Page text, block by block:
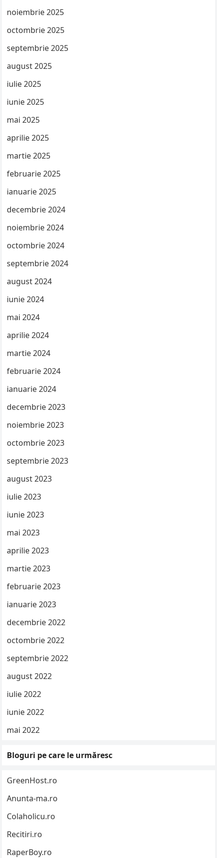
noiembrie 2025
octombrie 2025
septembrie 2025
august 2025
iulie 2025
iunie 2025
mai 2025
aprilie 2025
martie 2025
februarie 2025
ianuarie 2025
decembrie 2024
noiembrie 2024
octombrie 2024
septembrie 2024
august 2024
iunie 2024
mai 2024
aprilie 2024
martie 2024
februarie 2024
ianuarie 2024
decembrie 2023
noiembrie 2023
octombrie 2023
septembrie 2023
august 2023
iulie 2023
iunie 2023
mai 2023
aprilie 2023
martie 2023
februarie 2023
ianuarie 2023
decembrie 2022
octombrie 2022
septembrie 2022
august 2022
iulie 2022
iunie 2022
mai 2022
Bloguri pe care le urmăresc
GreenHost.ro
Anunta-ma.ro
Colaholicu.ro
Recitiri.ro
RaperBoy.ro